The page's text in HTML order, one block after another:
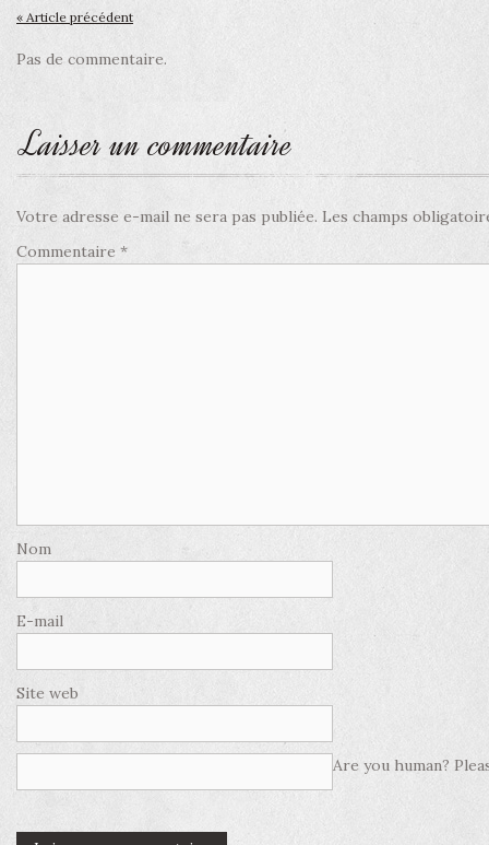
« Article précédent
Pas de commentaire.
Laisser un commentaire
Votre adresse e-mail ne sera pas publiée. Les champs
Commentaire *
Nom
E-mail
Site web
Are you human?